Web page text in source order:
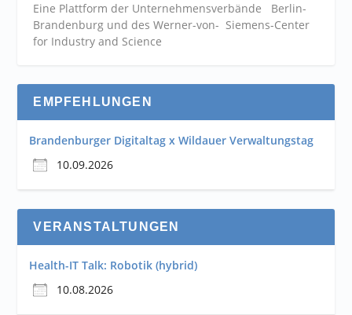
Eine Plattform der Unternehmensverbände Berlin-
Brandenburg und des Werner-von- Siemens-Center
for Industry and Science
EMPFEHLUNGEN
Brandenburger Digitaltag x Wildauer Verwaltungstag
10.09.2026
VERANSTALTUNGEN
Health-IT Talk: Robotik (hybrid)
10.08.2026